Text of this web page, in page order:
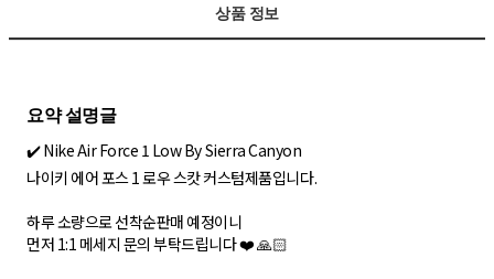
상품 정보
요약 설명글
✔️ Nike Air Force 1 Low By Sierra Canyon
나이키 에어 포스 1 로우 스캇 커스텀제품입니다.
하루 소량으로 선착순판매 예정이니
먼저 1:1 메세지 문의 부탁드립니다 ❤️ 🙏🏻